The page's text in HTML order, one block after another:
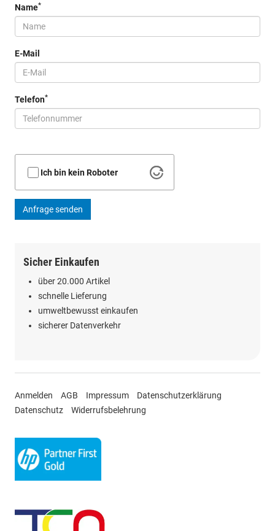
Name*
E-Mail
Telefon*
Ich bin kein Roboter
Anfrage senden
Sicher Einkaufen
über 20.000 Artikel
schnelle Lieferung
umweltbewusst einkaufen
sicherer Datenverkehr
Anmelden AGB Impressum
Datenschutzerklärung
Datenschutz
Widerrufsbelehrung